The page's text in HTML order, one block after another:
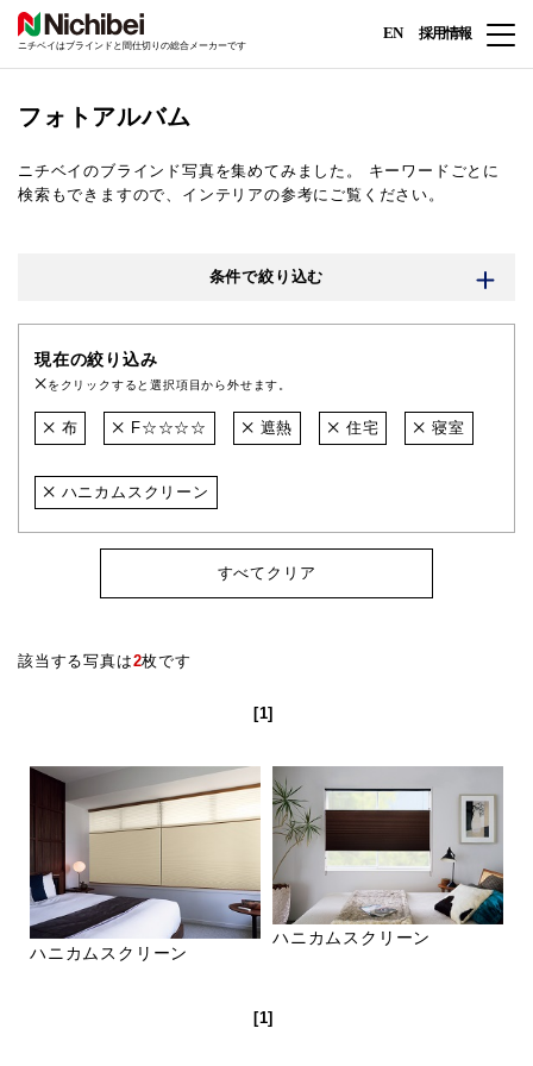
ニチベイはブラインドと間仕切りの総合メーカーです
EN 採用情報
フォトアルバム
ニチベイのブラインド写真を集めてみました。
キーワードごとに
検索もできますので、インテリアの参考にご覧ください。
条件で絞り込む
現在の絞り込み
をクリックすると選択項目から外せます。
布 F☆☆☆☆ 遮熱 住宅 寝室
ハニカムスクリーン
すべてクリア
該当する写真は2枚です
[1]
ハニカムスクリーン
ハニカムスクリーン
[1]